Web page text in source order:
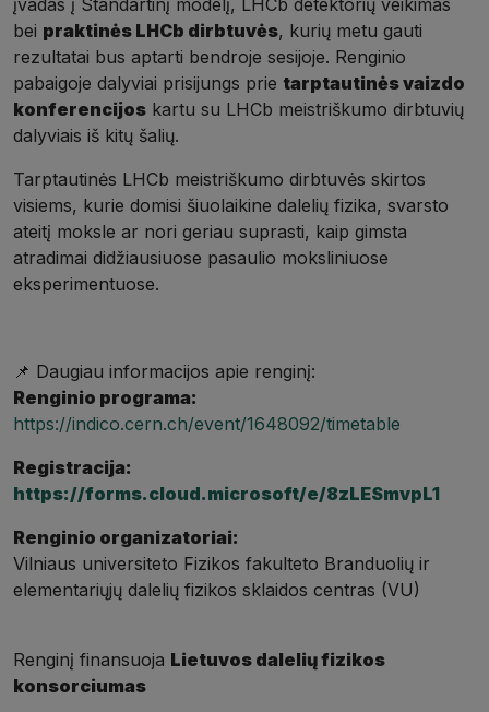
bei praktinės LHCb dirbtuvės, kurių metu gauti
rezultatai bus aptarti bendroje sesijoje. Renginio
pabaigoje dalyviai prisijungs prie tarptautinės vaizdo
konferencijos kartu su LHCb meistriškumo dirbtuvių
dalyviais iš kitų šalių.
Tarptautinės LHCb meistriškumo dirbtuvės skirtos
visiems, kurie domisi šiuolaikine dalelių fizika, svarsto
ateitį moksle ar nori geriau suprasti, kaip gimsta
atradimai didžiausiuose pasaulio moksliniuose
eksperimentuose.
📌 Daugiau informacijos apie renginį:
Renginio programa:
https://indico.cern.ch/event/1648092/timetable
Registracija:
https://forms.cloud.microsoft/e/8zLESmvpL1
Renginio organizatoriai:
Vilniaus universiteto Fizikos fakulteto Branduolių ir
elementariųjų dalelių fizikos sklaidos centras (VU)
Renginį finansuoja Lietuvos dalelių fizikos
konsorciumas